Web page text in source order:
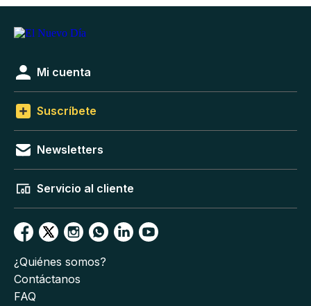
Mi cuenta
Suscríbete
Newsletters
Servicio al cliente
¿Quiénes somos?
Contáctanos
FAQ